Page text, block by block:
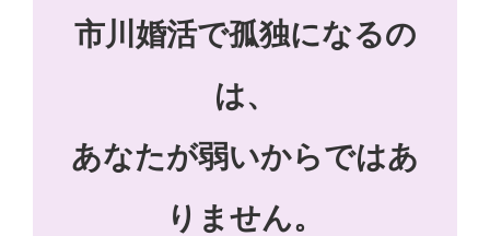
市川婚活で孤独になるの
は、
あなたが弱いからではあ
りません。